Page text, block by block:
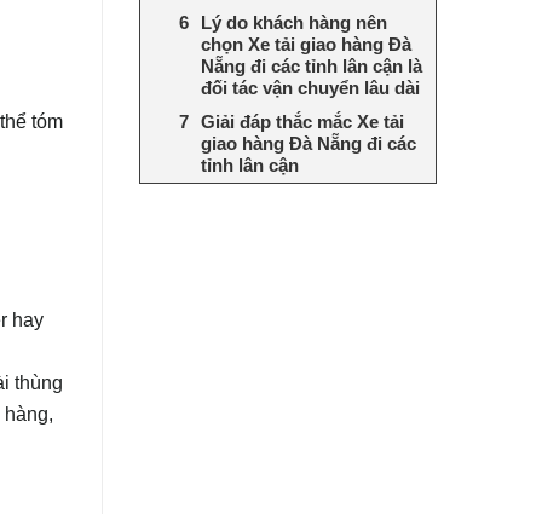
tóm
hay
thùng
Lý do khách hàng nên
chọn Xe tải giao hàng Đà
Nẵng đi các tỉnh lân cận là
đối tác vận chuyển lâu dài
Giải đáp thắc mắc Xe tải
giao hàng Đà Nẵng đi các
tỉnh lân cận